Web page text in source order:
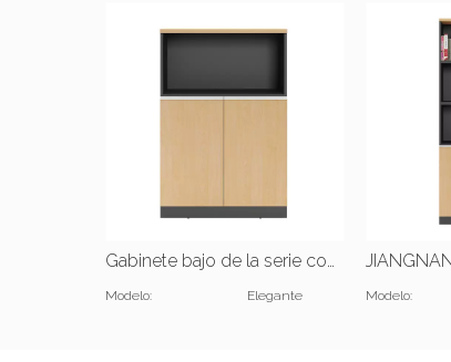
Gabinete bajo de la serie con estilo de JIANGNAN |W800*D400*1200(mm)
Modelo: Elegante Modelo: